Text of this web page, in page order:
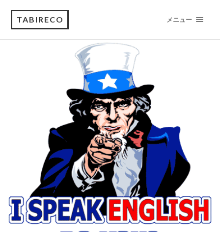
TABIRECO メニュー